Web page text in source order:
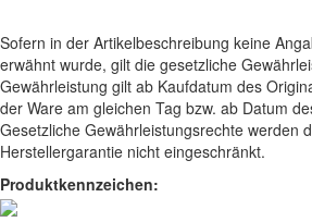
Sofern in der Artikelbeschreibung keine
erwähnt wurde, gilt die gesetzliche
Gewährleistung gilt ab Kaufdatum des
der Ware am gleichen Tag bzw. ab Datum
Gesetzliche Gewährleistungsrechte werden
Herstellergarantie nicht eingeschränkt.
Produktkennzeichen: